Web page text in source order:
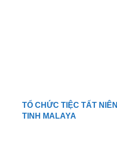
TỔ CHỨC TIỆC TẤT
TINH MALAYA